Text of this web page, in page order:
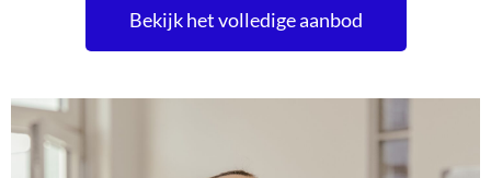
Bekijk het volledige aanbod